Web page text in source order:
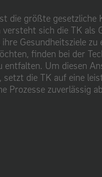
die größte gesetzliche
sich die TK als
Gesundheitsziele zu
finden bei der
entfalten. Um diesen
die TK auf eine
Prozesse zuverlässig